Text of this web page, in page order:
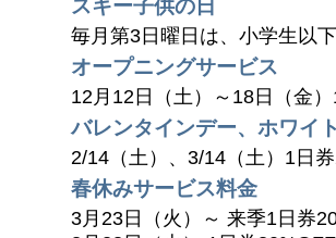
スキー子供の日
毎月第3日曜日は、小学生以
オープニングサービス
12月12日（土）～18日（金
バレンタインデー、ホワイ
2/14（土）、3/14（土）1日
春休みサービス料金
3月23日（火）～ 来季1日券